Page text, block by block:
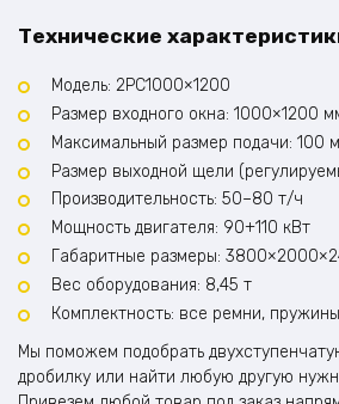
Технические
Модель: 2PC1000×1200
Размер входного окна: 1000×1200
Максимальный размер подачи: 100
Размер выходной щели
Производительность: 50–80 т/ч
Мощность двигателя: 90+110 кВт
Габаритные размеры:
Вес оборудования: 8,45 т
Комплектность: все ремни,
Мы поможем подобрать
дробилку или найти любую другую